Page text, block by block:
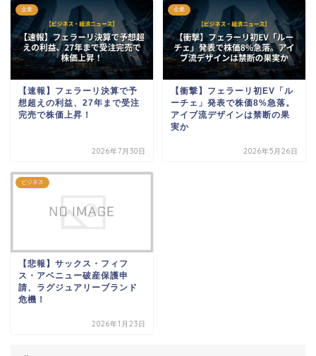
企業
【速報】フェラーリ決算で予
想超えの利益、27年まで受注
完売で株価上昇！
2026年7月30日
企業
【衝撃】フェラーリ初EV「ル
ーチェ」発表で株価8%急落。
アイブ流デザインは禁断の果
実か
2026年5月26日
ビジネス
【悲報】サックス・フィフ
ス・アベニュー破産保護申
請、ラグジュアリーブランド
危機！
2026年1月23日